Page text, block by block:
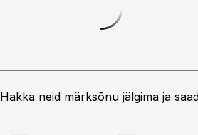
Hakka neid märksõnu jälgima ja